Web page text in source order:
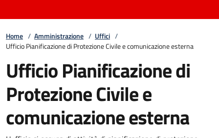
Home / Amministrazione / Uffici /
Ufficio Pianificazione di Protezione Civile e comunicazione esterna
Ufficio Pianificazione di
Protezione Civile e
comunicazione esterna